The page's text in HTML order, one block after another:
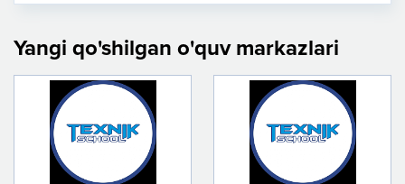
Yangi qo'shilgan o'quv markazlari